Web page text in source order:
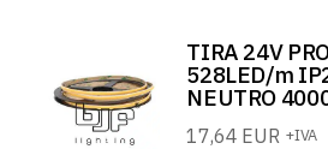
TIRA 24V
528LED/m
NEUTRO
17,64 EUR +IVA